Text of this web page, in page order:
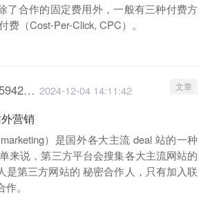
了合作的固定费用外，一般有三种付费方
费（Cost-Per-Click, CPC）。
邦友1729135942029 2024-12-04 14:11:42 文章
营销
）是国外各大主流 deal 站的一种
来说，第三方平台会搜集各大主流网站的
是第三方网站的 秘密合作人，只有加入联
。